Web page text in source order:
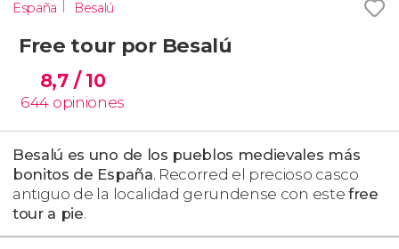
España Besalú
Free tour por Besalú
8,7 / 10
644 opiniones
Besalú es uno de los pueblos medievales más
bonitos de España. Recorred el precioso casco
antiguo de la localidad gerundense con este free
tour a pie.